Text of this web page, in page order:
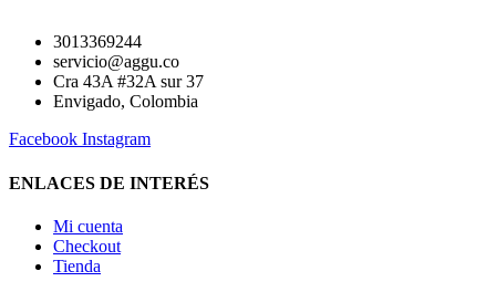
3013369244
servicio@aggu.co
Cra 43A #32A sur 37
Envigado, Colombia
Facebook Instagram
ENLACES DE INTERÉS
Mi cuenta
Checkout
Tienda